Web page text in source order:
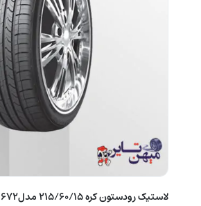
لاستیک رودستون کره 215/60/15 مدلCP672 – یک حلقه